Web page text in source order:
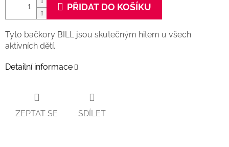
PŘIDAT DO KOŠÍKU
Tyto bačkory BILL jsou skutečným hitem u všech
aktivních dětí.
Detailní informace
ZEPTAT SE SDÍLET